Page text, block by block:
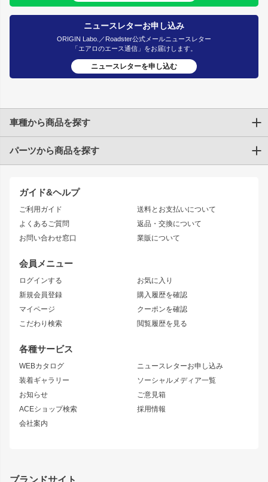
ニュースレターお申し込み
ORIGIN Labo.／Roadster公式メールニュースレター
「エアロのエース通信」をお届けします。
ニュースレターを申し込む
ガイド&ヘルプ
ご利用ガイド
よくあるご質問
お問い合わせ窓口
送料とお支払いについて
返品・交換について
業販について
会員メニュー
ログインする
新規会員登録
マイページ
こだわり検索
お気に入り
購入履歴を確認
クーポンを確認
閲覧履歴を見る
各種サービス
WEBカタログ
装着ギャラリー
お知らせ
ACEショップ検索
会社案内
ニュースレターお申し込み
ソーシャルメディア一覧
ご意見箱
採用情報
車種から商品を探す
トヨタ
JZX90 CHASER
JZX110 MARK II
JZX100 MARK II
JZX90 MARK II
トレノ
マークX
アリスト
ソアラ
アルテッツァ
ニッサン
S15 シルビア
S14 シルビア 後期
S13 シルビア
180SX
シルエイティ
ワンビア
ローレル
セフィーロ
キャラバン
スズキ
GS350
パーツから商品を探す
エアロシリーズ
ドリフトライン
風神
雷神
レーシングライン
アタックライン
ストリームライン
リアウイング
ジムニーパーツ
ホイール
MUD-S7
MUD-SR7
まつど家 鉄漢
ボンネット